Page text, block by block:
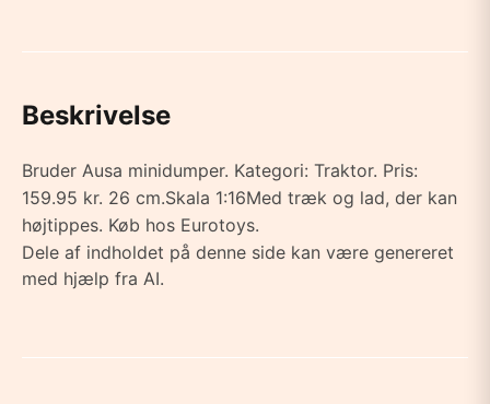
Beskrivelse
Bruder Ausa minidumper. Kategori: Traktor. Pris:
159.95 kr. 26 cm.Skala 1:16Med træk og lad, der kan
højtippes. Køb hos Eurotoys.
Dele af indholdet på denne side kan være genereret
med hjælp fra AI.